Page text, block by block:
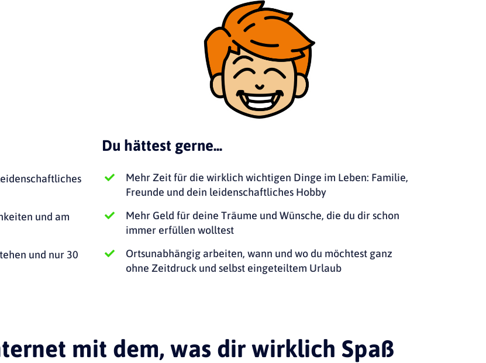
und am
und nur 30
Du hättest gerne...
Mehr Zeit für die wirklich wichtigen Dinge im Leben: Familie,
Freunde und dein leidenschaftliches Hobby
Mehr Geld für deine Träume und Wünsche, die du dir schon
immer erfüllen wolltest
Ortsunabhängig arbeiten, wann und wo du möchtest ganz
ohne Zeitdruck und selbst eingeteiltem Urlaub
mit dem, was dir wirklich Spaß